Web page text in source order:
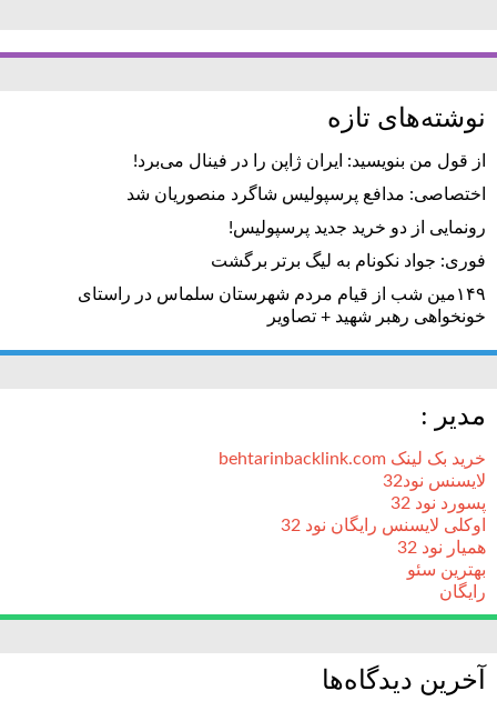
نوشته‌های تازه
از قول من بنویسید: ایران ژاپن را در فینال می‌برد!
اختصاصی: مدافع پرسپولیس شاگرد منصوریان شد
رونمایی از دو خرید جدید پرسپولیس!
فوری: جواد نکونام به لیگ برتر برگشت
۱۴۹مین شب از قیام مردم شهرستان سلماس در راستای
خونخواهی رهبر شهید + تصاویر
مدیر :
خرید بک لینک behtarinbacklink.com
لایسنس نود32
پسورد نود 32
اوکلی لایسنس رایگان نود 32
همیار نود 32
بهترین سئو
رایگان
آخرین دیدگاه‌ها